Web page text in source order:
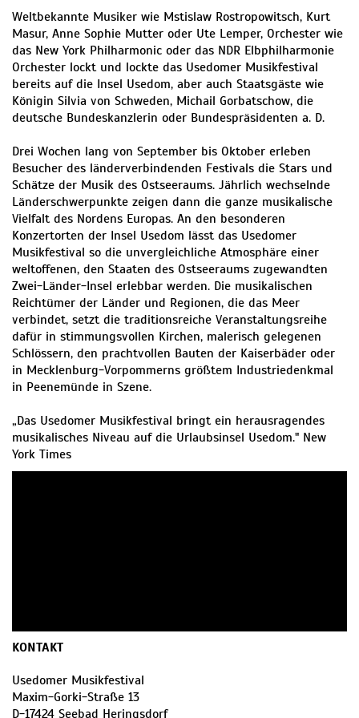
Weltbekannte Musiker wie Mstislaw Rostropowitsch, Kurt
Masur, Anne Sophie Mutter oder Ute Lemper, Orchester wie
das New York Philharmonic oder das NDR Elbphilharmonie
Orchester lockt und lockte das Usedomer Musikfestival
bereits auf die Insel Usedom, aber auch Staatsgäste wie
Königin Silvia von Schweden, Michail Gorbatschow, die
deutsche Bundeskanzlerin oder Bundespräsidenten a. D.
Drei Wochen lang von September bis Oktober erleben
Besucher des länderverbindenden Festivals die Stars und
Schätze der Musik des Ostseeraums. Jährlich wechselnde
Länderschwerpunkte zeigen dann die ganze musikalische
Vielfalt des Nordens Europas. An den besonderen
Konzertorten der Insel Usedom lässt das Usedomer
Musikfestival so die unvergleichliche Atmosphäre einer
weltoffenen, den Staaten des Ostseeraums zugewandten
Zwei-Länder-Insel erlebbar werden. Die musikalischen
Reichtümer der Länder und Regionen, die das Meer
verbindet, setzt die traditionsreiche Veranstaltungsreihe
dafür in stimmungsvollen Kirchen, malerisch gelegenen
Schlössern, den prachtvollen Bauten der Kaiserbäder oder
in Mecklenburg-Vorpommerns größtem Industriedenkmal
in Peenemünde in Szene.
„Das Usedomer Musikfestival bringt ein herausragendes
musikalisches Niveau auf die Urlaubsinsel Usedom." New
York Times
KONTAKT
Usedomer Musikfestival
Maxim-Gorki-Straße 13
D-17424 Seebad Heringsdorf